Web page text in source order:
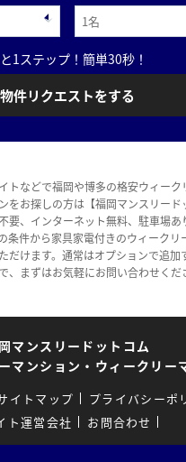
1ステップ！簡単30秒！
物件リクエストをする
トなどで福岡や博多の格安ウィーク
をお探しの方は【福岡マンスリード
要、インターネット無料、駐車場あ
条件から家具家電付きのウィークリ
だけます。通常はオプションで追加
、まずはお気軽にお問い合わせくだ
マンスリードットコム
マンション・ウィークリー
イトマップ
プライバシーポ
ト運営会社
お問合わせ